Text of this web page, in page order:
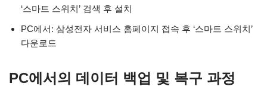
‘스마트 스위치’ 검색 후 설치
PC에서: 삼성전자 서비스 홈페이지 접속 후 ‘스마트 스위치’
다운로드
PC에서의 데이터 백업 및 복구 과정